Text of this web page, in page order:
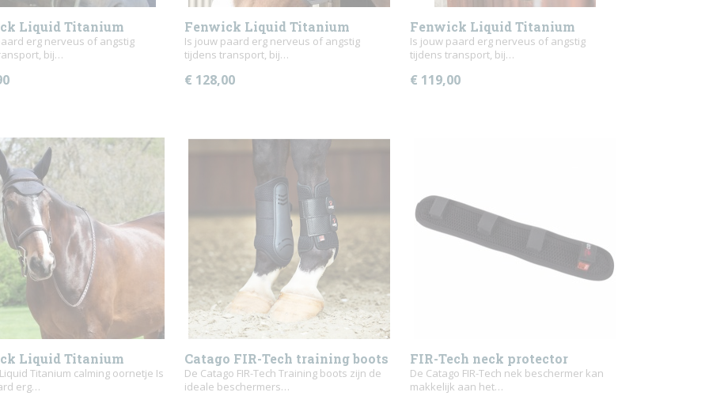
Liquid Titanium
Mask met Sound
oren
erg nerveus of angstig
bij…
Fenwick Liquid Titanium
Calming Mask met oren
Is jouw paard erg nerveus of angstig
tijdens transport, bij…
€ 128,00
Fenwick Liquid Titanium
Calming Mask
Is jouw paard erg nerveus of angstig
tijdens transport, bij…
€ 119,00
Liquid Titanium
Titanium calming oornetje Is
erg…
Catago FIR-Tech training boots
De Catago FIR-Tech Training boots zijn de
ideale beschermers…
FIR-Tech neck protector
De Catago FIR-Tech nek beschermer kan
makkelijk aan het…